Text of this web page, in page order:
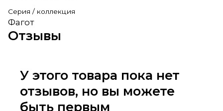
Серия / коллекция
Фагот
Отзывы
У этого товара пока нет
отзывов, но вы можете
быть первым